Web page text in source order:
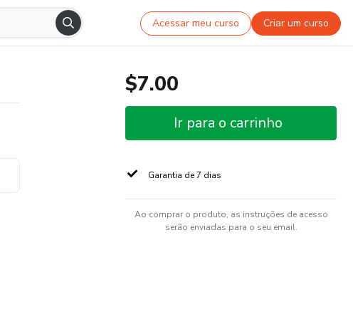
Acessar meu curso Criar um curso
$7.00
Ir para o carrinho
Garantia de 7 dias
Ao comprar o produto, as instruções de acesso
serão enviadas para o seu email.